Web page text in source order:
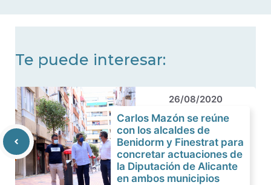
Te puede interesar:
26/08/2020
Carlos Mazón se reúne
con los alcaldes de
Benidorm y Finestrat para
concretar actuaciones de
la Diputación de Alicante
en ambos municipios